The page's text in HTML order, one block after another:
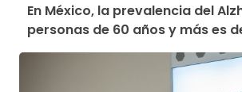
En México, la prevalencia del
personas de 60 años y más es